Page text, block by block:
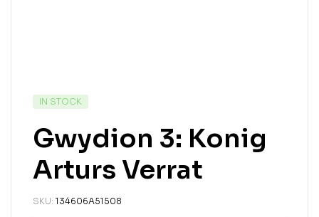
IN STOCK
Gwydion 3: Konig
Arturs Verrat
SKU: 134606A51508